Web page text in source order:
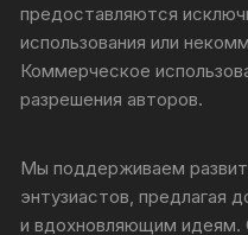
предоставляются
использования или
Коммерческое
разрешения авторов.
Мы поддерживаем
энтузиастов, предлагая
и вдохновляющим идеям.